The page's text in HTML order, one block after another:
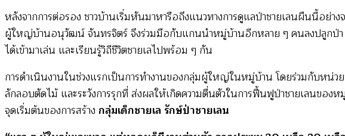
หลังจากการต่อรอง ชาวบ้านเริ่มหันมาหารือถึงแนวทางการดูแลป่าชายเลนผืนนี้อย่
ผู้ใหญ่บ้านอนุวัฒน์ จันทรจิตร์ จึงร่วมมือกับแกนนำหมู่บ้านอีกหลาย ๆ คนลงปลูกป่
ได้เข้ามาเล่น และเรียนรู้วิถีชีวิตชายเลไปพร้อม ๆ กัน
การดำเนินงานในช่วงแรกเป็นการทำงานของกลุ่มผู้ใหญ่ในหมู่บ้าน โดยร่วมกับหน่
ลักลอบตัดไม้ และระวังการรุกที่ ส่งผลให้เกิดความตื่นตัวในการฟื้นฟูป่าชายเลนของ
จุดเริ่มต้นของการสร้าง กลุ่มเด็กชายเล รักษ์ป่าชายเลน